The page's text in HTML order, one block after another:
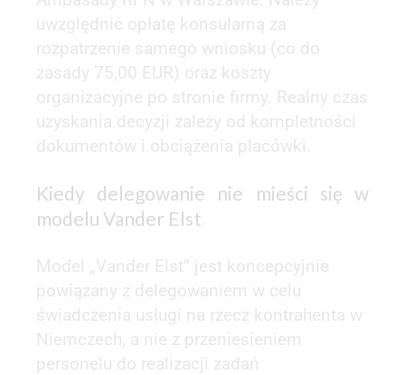
uwzględnić opłatę konsularną za
rozpatrzenie samego wniosku (co do
zasady 75,00 EUR) oraz koszty
organizacyjne po stronie firmy. Realny czas
uzyskania decyzji zależy od kompletności
dokumentów i obciążenia placówki.
Kiedy delegowanie nie mieści się w
modelu Vander Elst
Model „Vander Elst” jest koncepcyjnie
powiązany z delegowaniem w celu
świadczenia usługi na rzecz kontrahenta w
Niemczech, a nie z przeniesieniem
personelu do realizacji zadań